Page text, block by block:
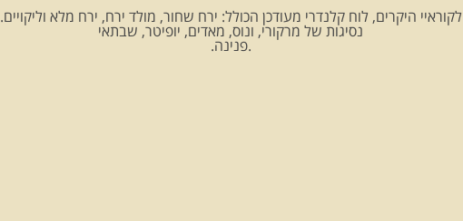
לקוראיי היקרים, לוח קלנדרי מעודכן הכולל: ירח שחור, מולד ירח, ירח מלא וליקויים.
נסיגות של מרקורי, ונוס, מאדים, יופיטר, שבתאי
.פנינה.